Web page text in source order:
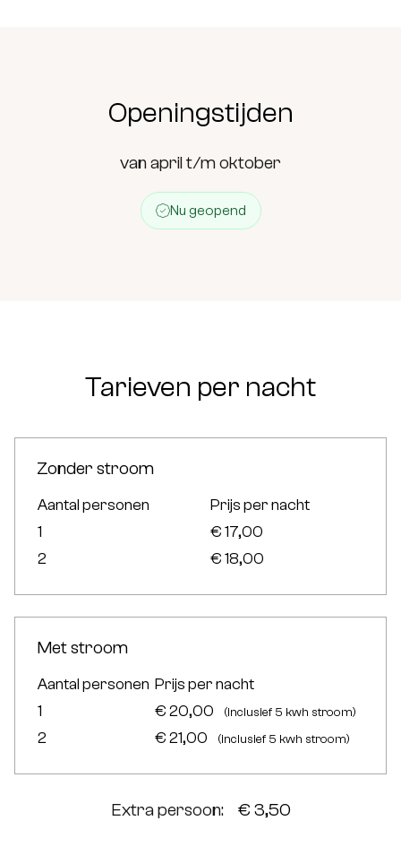
Openingstijden
van april t/m oktober
Nu geopend
Tarieven per nacht
Zonder stroom
Aantal personen
Prijs per nacht
1
€ 17,00
2
€ 18,00
Met stroom
Aantal personen Prijs per nacht
1
€ 20,00 (inclusief 5 kwh stroom)
2 € 21,00 (inclusief 5 kwh stroom)
Extra persoon: € 3,50